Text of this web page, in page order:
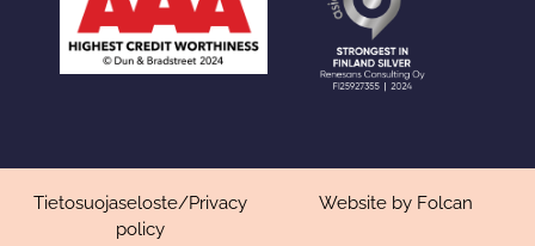
Tietosuojaseloste/Privacy
policy
Website by Folcan